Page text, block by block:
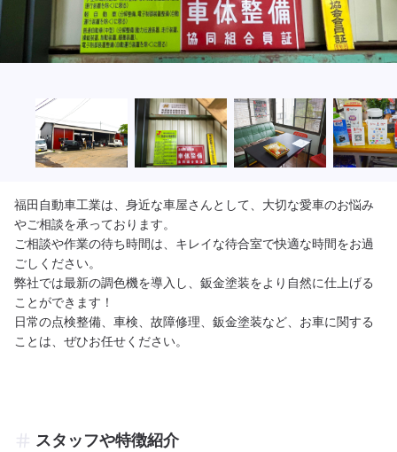
福田自動車工業は、身近な車屋さんとして、大切な愛車のお悩み
やご相談を承っております。
ご相談や作業の待ち時間は、キレイな待合室で快適な時間をお過
ごしください。
弊社では最新の調色機を導入し、鈑金塗装をより自然に仕上げる
ことができます！
日常の点検整備、車検、故障修理、鈑金塗装など、お車に関する
スタッフや特徴紹介